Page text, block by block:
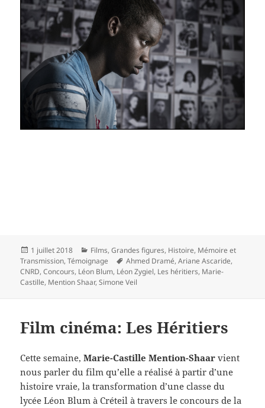
Publié
le
1 juillet 2018 Catégories
Films,Grandes figures, Histoire, Mémoire et
Transmission,Témoignage
Mots-
clés
Ahmed Dramé,Ariane Ascaride,
CNRD,Concours, Léon Blum, Léon Zygiel, Les héritiers, Marie-
Castille, Mention Shaar,Simone Veil
Film cinéma: Les Héritiers
Cette semaine,Marie-Castille Mention-Shaar vient
nous parler du film qu’elle a réalisé à partir d’une
histoire vraie, la transformation d’une classe du
lycée Léon Blum à Créteil à travers le concours de la